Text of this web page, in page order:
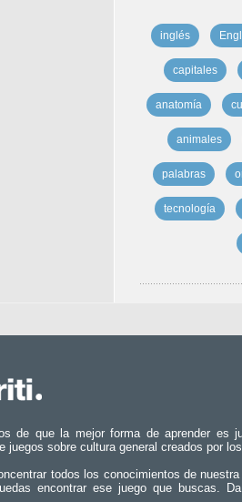
inglés
capitales
anatomía
animales
palabras
tecnología
de que la mejor forma de aprender es
juegos sobre cultura general creados por
todos los conocimientos de
encontrar ese juego que buscas.